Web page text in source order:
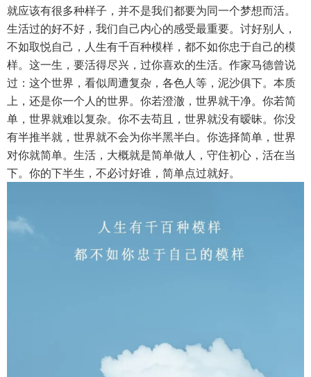
就应该有很多种样子，并不是我们都要为同一个梦想而活。
生活过的好不好，我们自己内心的感受最重要。讨好别人，
不如取悦自己，人生有千百种模样，都不如你忠于自己的模
样。这一生，要活得尽兴，过你喜欢的生活。作家马德曾说
过：这个世界，看似周遭复杂，各色人等，泥沙俱下。本质
上，还是你一个人的世界。你若澄澈，世界就干净。你若简
单，世界就难以复杂。你不去苟且，世界就没有暧昧。你没
有半推半就，世界就不会为你半黑半白。你选择简单，世界
对你就简单。生活，大概就是简单做人，守住初心，活在当
下。你的下半生，不必讨好谁，简单点过就好。